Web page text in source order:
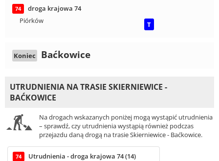
74
droga krajowa 74
Piórków
T
Koniec Baćkowice
UTRUDNIENIA NA TRASIE SKIERNIEWICE -
BAĆKOWICE
Na drogach wskazanych poniżej mogą wystąpić utrudnienia
– sprawdź, czy utrudnienia wystąpią również podczas
przejazdu daną drogą na trasie Skierniewice - Baćkowice.
74 Utrudnienia - droga krajowa 74 (14)